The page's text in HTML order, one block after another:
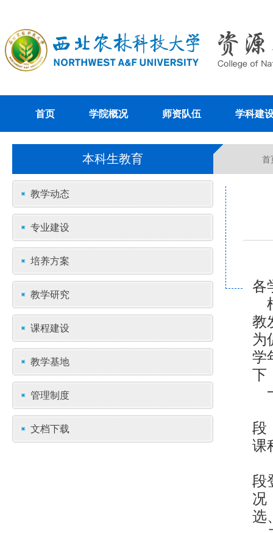
首页 学院概况 师资队伍 学科建
本科生教育 首
教学动态
专业建设
培养方案
教学研究
课程建设
教学基地
管理制度
文档下载
各
教
为
学
下
段
课
段
况
选